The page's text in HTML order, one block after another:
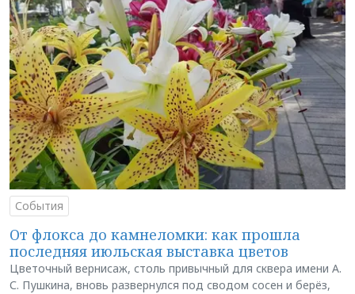
События
От флокса до камнеломки: как прошла
последняя июльская выставка цветов
Цветочный вернисаж, столь привычный для сквера имени А.
С. Пушкина, вновь развернулся под сводом сосен и берёз,